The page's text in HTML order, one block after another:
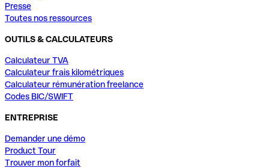
Presse
Toutes nos ressources
OUTILS & CALCULATEURS
Calculateur TVA
Calculateur frais kilométriques
Calculateur rémunération freelance
Codes BIC/SWIFT
ENTREPRISE
Demander une démo
Product Tour
Trouver mon forfait